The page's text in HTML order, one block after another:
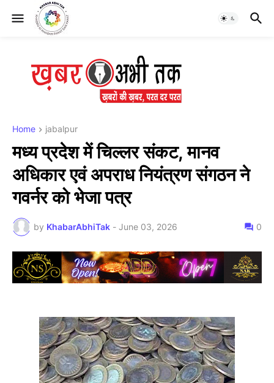
Home jabalpur
मध्य प्रदेश में चिल्लर संकट, मानव
अधिकार एवं अपराध नियंत्रण संगठन ने
गवर्नर को भेजा पत्र
by KhabarAbhiTak - June 03, 2026 0